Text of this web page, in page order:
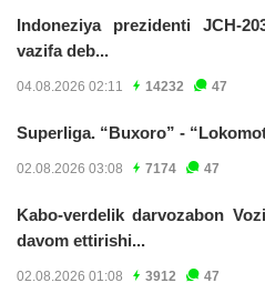
Indoneziya prezidenti JCH-
vazifa deb...
04.08.2026 02:11 14232 47
Superliga. “Buxoro” -
02.08.2026 03:08 7174 47
Kabo-verdelik darvozabon
davom ettirishi...
02.08.2026 01:08 3912 47